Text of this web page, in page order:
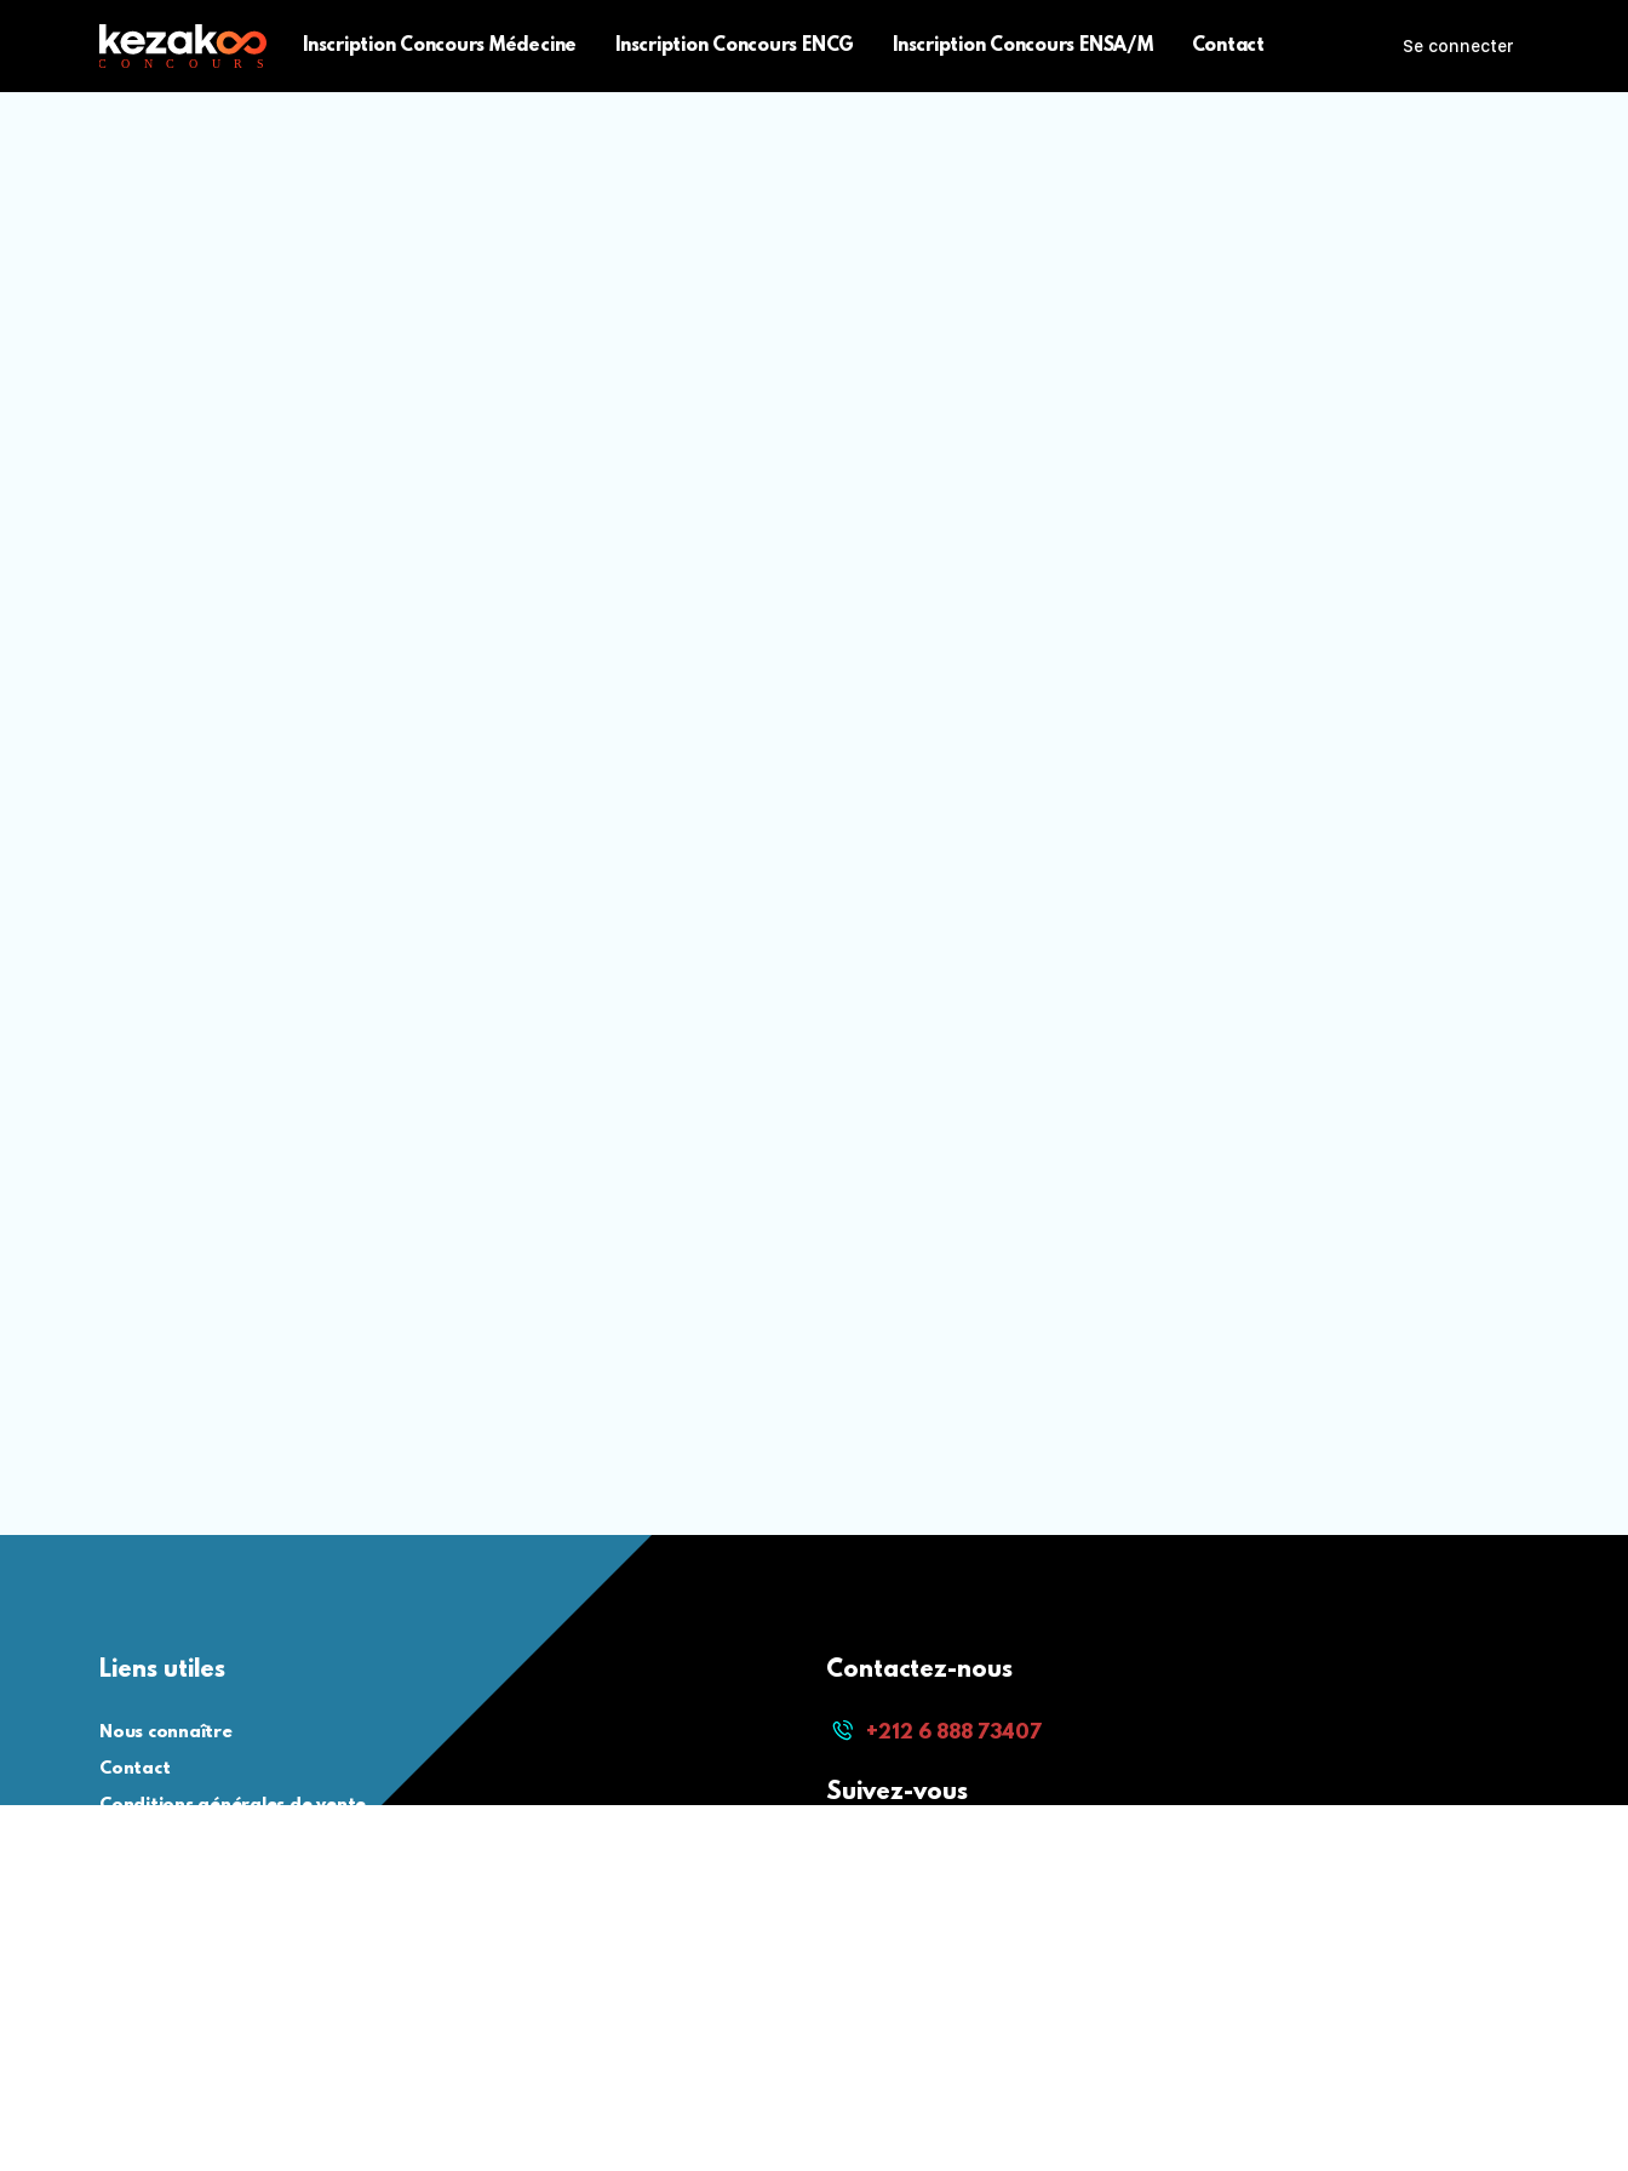
Inscription Concours Médecine Inscription Concours ENCG Inscription Concours ENSA/M Contact Se connecter
Liens utiles
Nous connaître
Contact
Conditions générales de vente
Contactez-nous
+212 6 888 73407
Suivez-vous